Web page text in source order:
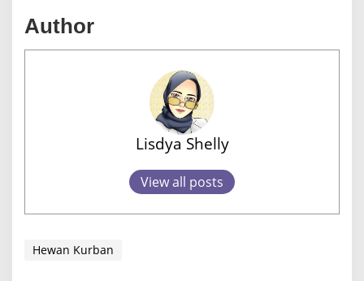
Author
Lisdya Shelly
View all posts
Hewan Kurban